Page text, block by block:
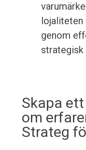
lojaliteten
genom
strategisk
Skapa
om
Strateg